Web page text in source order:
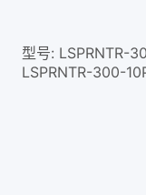
型号: LSPRNTR-
LSPRNTR-300-